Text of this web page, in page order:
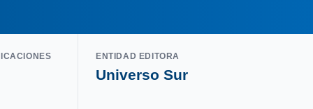
ENTIDAD EDITORA
Universo Sur